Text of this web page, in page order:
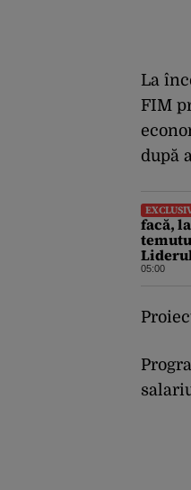
La
FIM
după
facă,
05:00